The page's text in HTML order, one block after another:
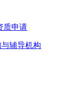
质申请
辅导机构